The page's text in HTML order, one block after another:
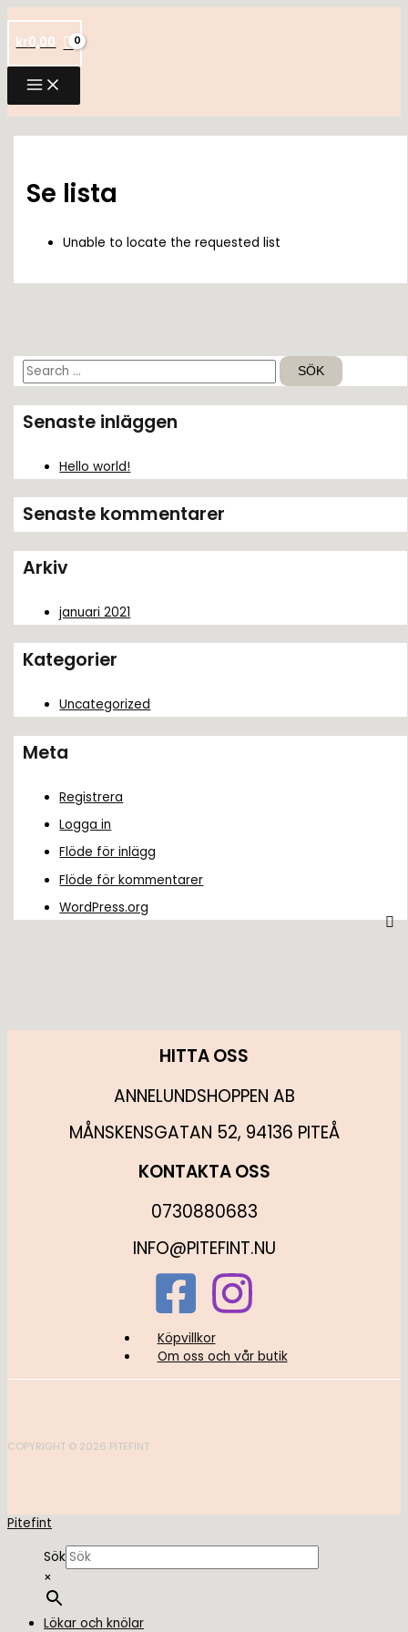
till
innehåll
kr0,00
S
k
e
:
Senaste inläggen
Hello world!
Senaste kommentarer
Arkiv
januari 2021
Kategorier
Uncategorized
Meta
Registrera
Logga in
Flöde för inlägg
Flöde för kommentarer
WordPress.org
Se lista
Unable to locate the requested list
HITTA OSS
ANNELUNDSHOPPEN AB
MÅNSKENSGATAN 52, 94136 PITEÅ
KONTAKTA OSS
0730880683
INFO@PITEFINT.NU
Köpvillkor
Om oss och vår butik
COPYRIGHT © 2026 PITEFINT
Pitefint
Sök
×
Lökar och knölar